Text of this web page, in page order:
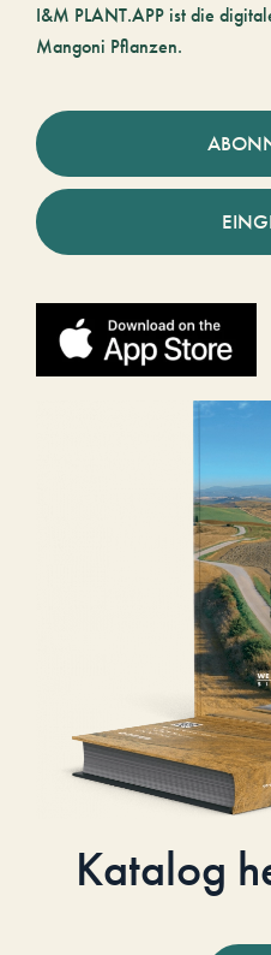
I&M PLANT.APP ist die
Mangoni Pflanzen.
Katalog